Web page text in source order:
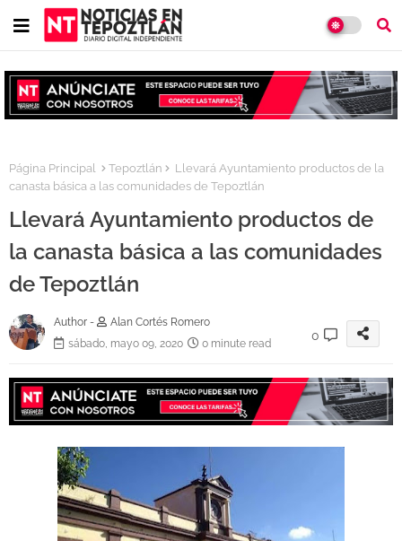
Página Principal Tepoztlán
Llevará Ayuntamiento productos de la
canasta básica a las comunidades de Tepoztlán
Llevará Ayuntamiento productos de
la canasta básica a las comunidades
de Tepoztlán
Author -
Alan Cortés Romero
sábado, mayo 09, 2020
0 minute read
0